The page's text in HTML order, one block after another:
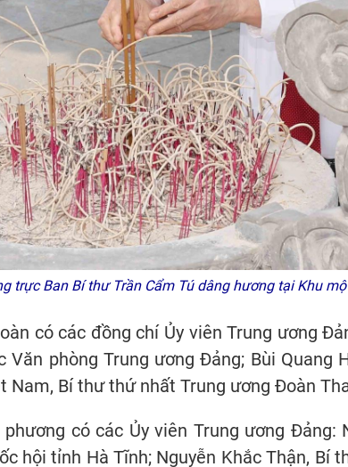
trực Ban Bí thư Trần Cẩm Tú dâng hương tại Khu
có các đồng chí Ủy viên Trung ương
Văn phòng Trung ương Đảng; Bùi Quang
Nam, Bí thư thứ nhất Trung ương Đoàn
có các Ủy viên Trung ương Đảng:
hội tỉnh Hà Tĩnh; Nguyễn Khắc Thận, Bí